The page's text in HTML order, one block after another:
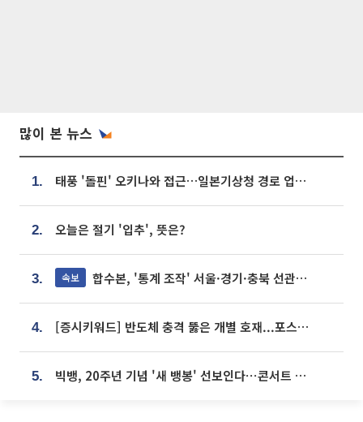
많이 본 뉴스
1. 태풍 '돌핀' 오키나와 접근…일본기상청 경로 업데이트
2. 오늘은 절기 '입추', 뜻은?
3. 속보 합수본, '통계 조작' 서울·경기·충북 선관위 등 추가 압수수색
4. [증시키워드] 반도체 충격 뚫은 개별 호재...포스코퓨처엠·에코프로·한화솔루션 '눈길'
5. 빅뱅, 20주년 기념 '새 뱅봉' 선보인다⋯콘서트 앞두고 팝업 개최